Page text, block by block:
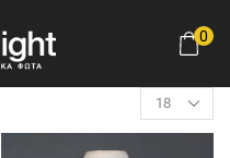
0
Products
per
page